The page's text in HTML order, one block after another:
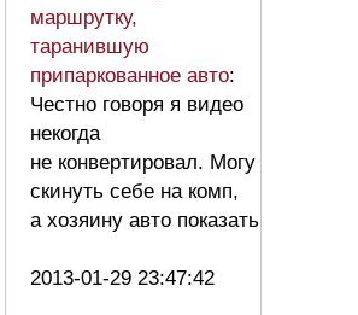
маршрутку,
таранившую
припаркованное авто:
Честно говоря я видео
некогда
не конвертировал. Могу
скинуть себе на комп,
а хозяину авто показать
2013-01-29 23:47:42